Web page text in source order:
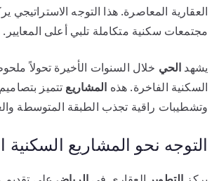
العقارية المعاصرة. هذا التوجه الاستراتيجي
مجتمعات سكنية متكاملة تلبي أعلى المعايير.
يشهد الحي خلال السنوات الأخيرة تحولاً
السكنية الفاخرة. هذه المشاريع تتميز
وتشطيبات راقية تجذب الطبقة المتوسطة
التوجه نحو المشاريع السكنية